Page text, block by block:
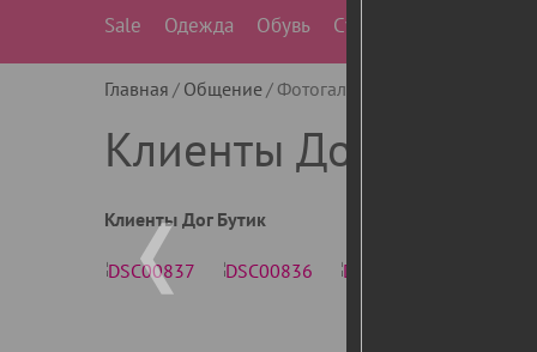
Sale Одежда Обувь Сумки
Главная Общение Фотогалерея
Клиенты Дог Бутик
Клиенты Дог Бутик